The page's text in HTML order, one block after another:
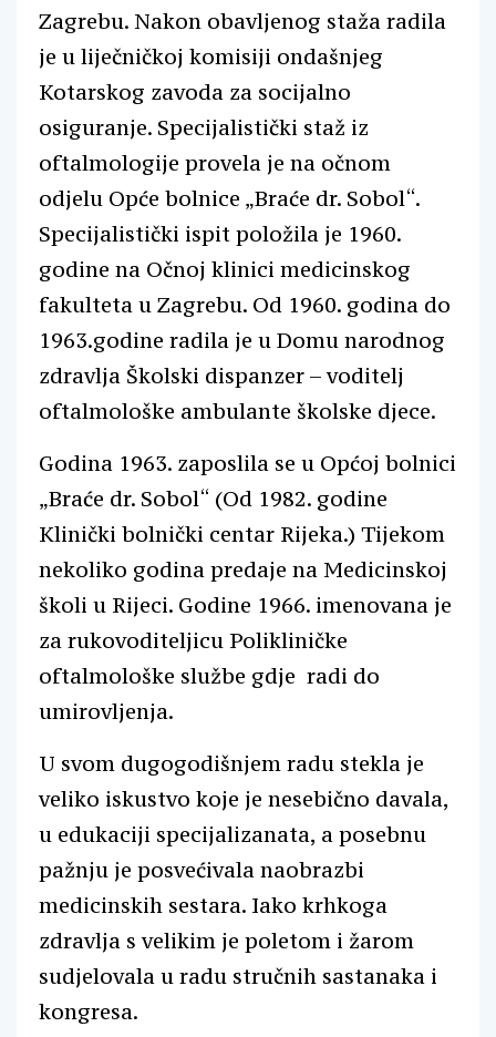
Zagrebu. Nakon obavljenog staža radila
je u liječničkoj komisiji ondašnjeg
Kotarskog zavoda za socijalno
osiguranje. Specijalistički staž iz
oftalmologije provela je na očnom
odjelu Opće bolnice „Braće dr. Sobol“.
Specijalistički ispit položila je 1960.
godine na Očnoj klinici medicinskog
fakulteta u Zagrebu. Od 1960. godina do
1963.godine radila je u Domu narodnog
zdravlja Školski dispanzer – voditelj
oftalmološke ambulante školske djece.
Godina 1963. zaposlila se u Općoj bolnici
„Braće dr. Sobol“ (Od 1982. godine
Klinički bolnički centar Rijeka.) Tijekom
nekoliko godina predaje na Medicinskoj
školi u Rijeci. Godine 1966. imenovana je
za rukovoditeljicu Polikliničke
oftalmološke službe gdje radi do
umirovljenja.
U svom dugogodišnjem radu stekla je
veliko iskustvo koje je nesebično davala,
u edukaciji specijalizanata, a posebnu
pažnju je posvećivala naobrazbi
medicinskih sestara. Iako krhkoga
zdravlja s velikim je poletom i žarom
sudjelovala u radu stručnih sastanaka i
kongresa.